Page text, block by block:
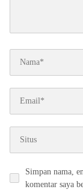
Simpan nama,
komentar saya